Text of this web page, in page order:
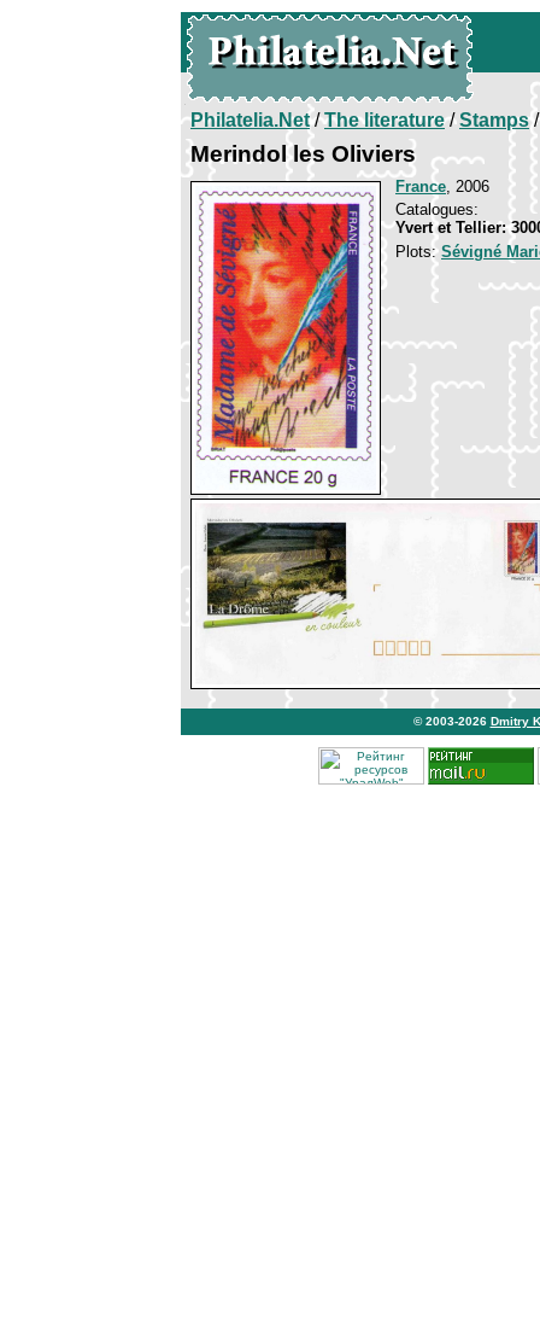
Philatelia.Net/The literature/Stamps/
Merindol les Oliviers
France, 2006
Catalogues:
Yvert et Tellier:
Plots:Sévigné
© 2003-2026 Dmitry